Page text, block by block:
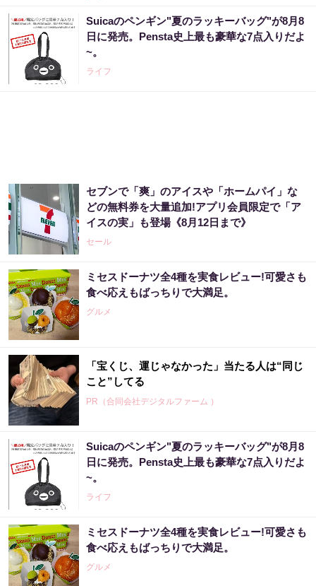
Suicaのペンギン"夏のラッキーバッグ"が8月8
日に発売。Pensta史上最も豪華な7点入りだよ
~。
ライフ
セブンで「爽」のアイスや「ホームパイ」な
どの無料券を大量追加!アプリ会員限定で「ア
イスの実」も登場《8月12日まで》
セール
ミセスドーナツ全4種を実食レビュー!可愛さも
食べ応えもばっちりで大満足。
グルメ
「宝くじ、運じゃなかった」当たる人は“同じ
こと”してる
PR（合同会社デジタルファーム ）
「宝くじ、運じゃなかった」当たる人は“同じ
こと”してる
PR（合同会社デジタルファーム ）
宝くじ当選で貧乏女性が人生変えた実話
PR（合同会社デジタルファーム ）
Suicaのペンギン"夏のラッキーバッグ"が8月8
日に発売。Pensta史上最も豪華な7点入りだよ
~。
ライフ
ミセスドーナツ全4種を実食レビュー!可愛さも
食べ応えもばっちりで大満足。
グルメ